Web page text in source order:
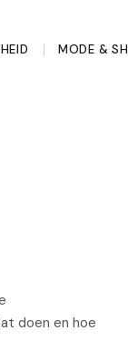
MODE &
doen en hoe